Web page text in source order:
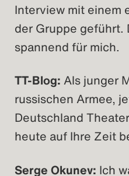
Interview mit einem
der Gruppe geführt.
spannend für mich.
TT-Blog: Als junger
russischen Armee,
Deutschland
heute auf Ihre Zeit
Serge Okunev: Ich